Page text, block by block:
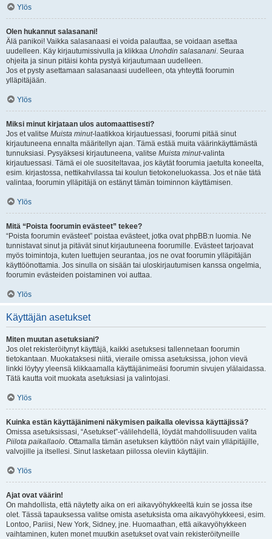
Ylös
Olen hukannut salasanani!
Älä panikoi! Vaikka salasanaasi ei voida palauttaa, se voidaan asettaa
uudelleen. Käy kirjautumissivulla ja klikkaa Unohdin salasanani. Seuraa
ohjeita ja sinun pitäisi kohta pystyä kirjautumaan uudelleen.
Jos et pysty asettamaan salasanaasi uudelleen, ota yhteyttä foorumin
ylläpitäjään.
Ylös
Miksi minut kirjataan ulos automaattisesti?
Jos et valitse Muista minut-laatikkoa kirjautuessasi, foorumi pitää sinut
kirjautuneena ennalta määritellyn ajan. Tämä estää muita väärinkäyttämästä
tunnuksiasi. Pysyäksesi kirjautuneena, valitse Muista minut-valinta
kirjautuessasi. Tämä ei ole suositeltavaa, jos käytät foorumia jaetulta koneelta,
esim. kirjastossa, nettikahvilassa tai koulun tietokoneluokassa. Jos et näe tätä
valintaa, foorumin ylläpitäjä on estänyt tämän toiminnon käyttämisen.
Ylös
Mitä “Poista foorumin evästeet” tekee?
“Poista foorumin evästeet” poistaa evästeet, jotka ovat phpBB:n luomia. Ne
tunnistavat sinut ja pitävät sinut kirjautuneena foorumille. Evästeet tarjoavat
myös toimintoja, kuten luettujen seurantaa, jos ne ovat foorumin ylläpitäjän
käyttöönottamia. Jos sinulla on sisään tai uloskirjautumisen kanssa ongelmia,
foorumin evästeiden poistaminen voi auttaa.
Ylös
Käyttäjän asetukset
Miten muutan asetuksiani?
Jos olet rekisteröitynyt käyttäjä, kaikki asetuksesi tallennetaan foorumin
tietokantaan. Muokataksesi niitä, vieraile omissa asetuksissa, johon vievä
linkki löytyy yleensä klikkaamalla käyttäjänimeäsi foorumin sivujen ylälaidassa.
Tätä kautta voit muokata asetuksiasi ja valintojasi.
Ylös
Kuinka estän käyttäjänimeni näkymisen paikalla olevissa käyttäjissä?
Omissa asetuksissasi, “Asetukset”-välilehdellä, löydät mahdollisuuden valita
Piilota paikallaolo. Ottamalla tämän asetuksen käyttöön näyt vain ylläpitäjille,
valvojille ja itsellesi. Sinut lasketaan piilossa oleviin käyttäjiin.
Ylös
Ajat ovat väärin!
On mahdollista, että näytetty aika on eri aikavyöhykkeeltä kuin se jossa itse
olet. Tässä tapauksessa valitse omista asetuksista oma aikavyöhykkeesi, esim.
Lontoo, Pariisi, New York, Sidney, jne. Huomaathan, että aikavyöhykkeen
vaihtaminen, kuten monet muutkin asetukset ovat vain rekisteröityneille